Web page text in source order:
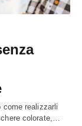
come realizzarli
colorate,…